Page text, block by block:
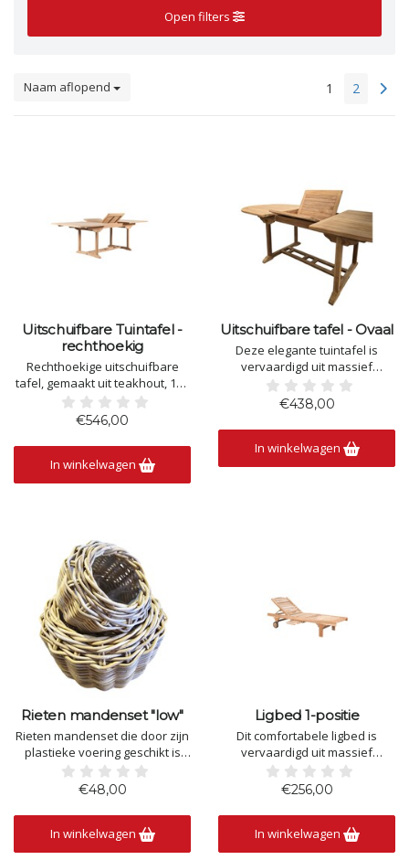
Open filters
Naam aflopend 1 2
Uitschuifbare Tuintafel -
rechthoekig
Rechthoekige uitschuifbare
tafel, gemaakt uit teakhout, 100
x 180 /240cm . In uitstekende
kwaliteit.
Onderhoudsvriendelijk..
Direct leverbaar uit stock.
€546,00
In winkelwagen
Uitschuifbare tafel - Ovaal
Deze elegante tuintafel is
vervaardigd uit massief
teakhout en combineert tijdloos
design met optimaal
gebruiksgemak. Dankzij het
slimme uitschuifbare systeem
kan de tafel eenvoudig worden
vergroot wanneer extra
€438,00
In winkelwagen
Rieten mandenset "low"
Rieten mandenset die door zijn
plastieke voering geschikt is
voor zowel bloemen als
planten in te zetten. Het riet
zorgt eveneens voor en warme
natuurlijke look.
SET / 2
1. DIA 40cm , H-30cm
€48,00
In winkelwagen
Ligbed 1-positie
Dit comfortabele ligbed is
vervaardigd uit massief
teakhout en biedt alles wat u
nodig heeft om optimaal te
ontspannen in de tuin, op het
terras of aan het zwembad. De
verstelbare rugleuning kan
eenvoudig in verschillende
€256,00
In winkelwagen